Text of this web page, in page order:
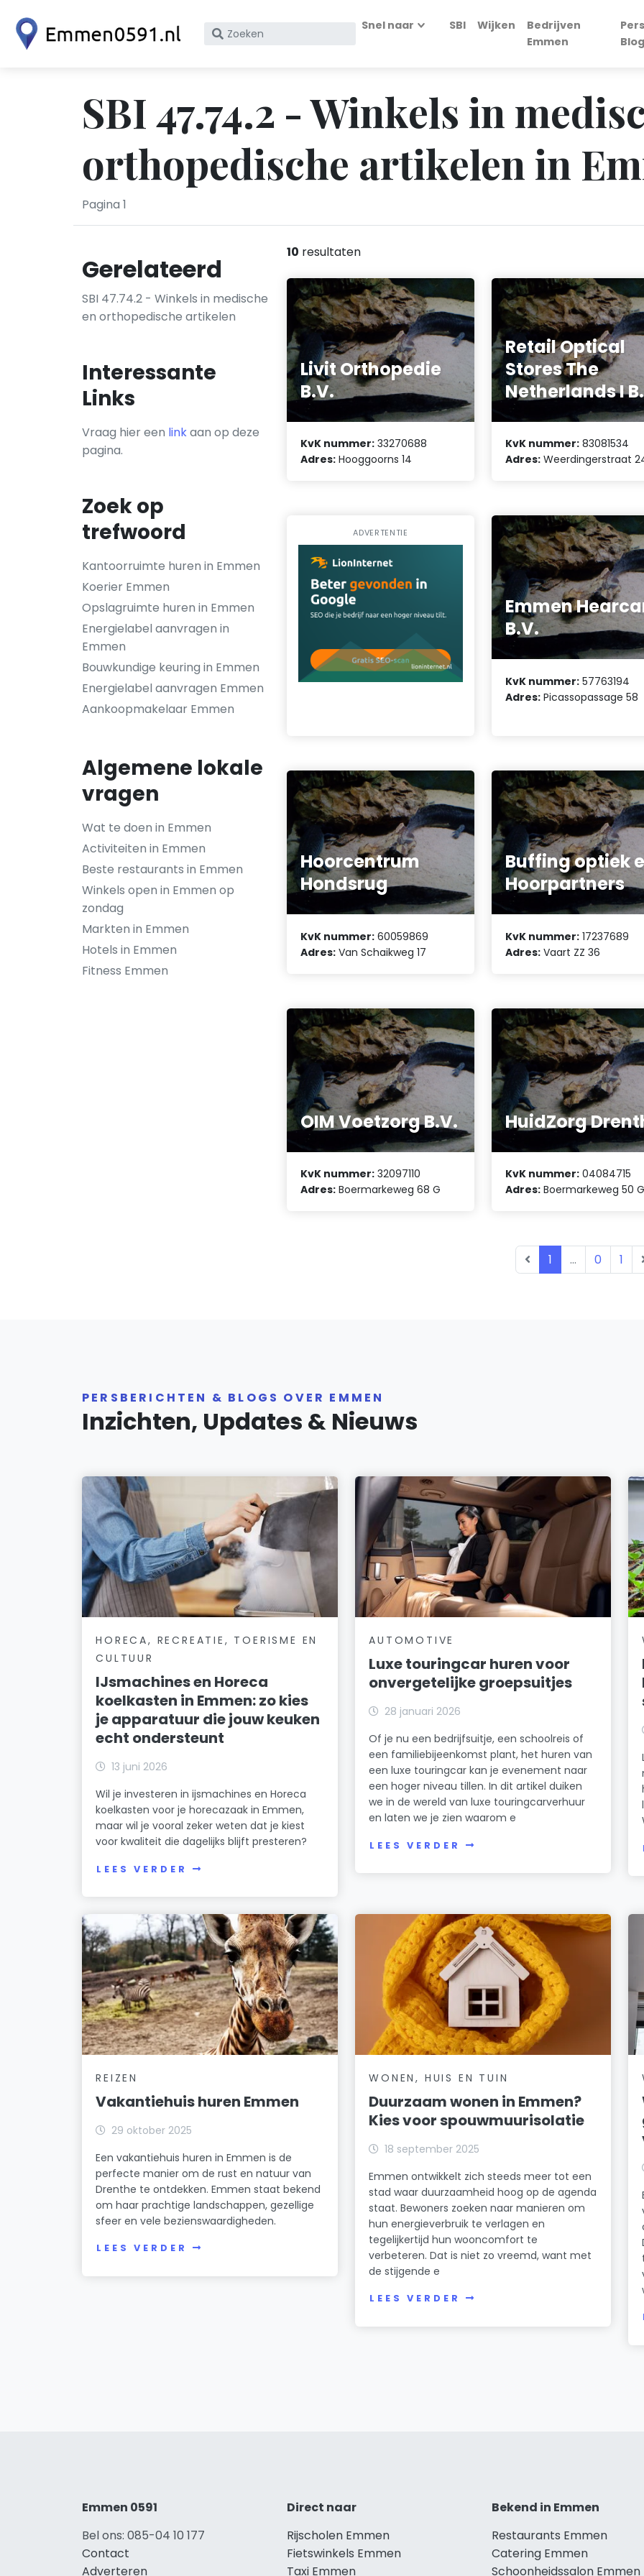
Zoek
KvK
nummer
Snel naar SBI Wijken
Bedrijven
Emmen
SBI 47.74.2 - Winkels in
orthopedische artikelen in
Pagina 1
Gerelateerd
SBI 47.74.2 - Winkels in medische
en orthopedische artikelen
Interessante
Links
Vraag hier een linkaan op deze
pagina.
Zoek op
trefwoord
Kantoorruimte huren in Emmen
Koerier Emmen
Opslagruimte huren in Emmen
Energielabel aanvragen in
Emmen
Bouwkundige keuring in Emmen
Energielabel aanvragen Emmen
Aankoopmakelaar Emmen
Algemene lokale
vragen
Wat te doen in Emmen
Activiteiten in Emmen
Beste restaurants in Emmen
Winkels open in Emmen op
zondag
Markten in Emmen
Hotels in Emmen
Fitness Emmen
10 resultaten
Livit Orthopedie
B.V.
KvK nummer: 33270688
Adres: Hooggoorns 14
Retail Optical
Stores The
Netherlands I
KvK nummer: 83081534
Adres: Weerdingerstraat
ADVERTENTIE
Emmen
B.V.
KvK nummer: 57763194
Adres: Picassopassage 58
Hoorcentrum
Hondsrug
KvK nummer: 60059869
Adres: Van Schaikweg 17
Buffing optiek
Hoorpartners
KvK nummer: 17237689
Adres: Vaart ZZ 36
OIM Voetzorg B.V.
KvK nummer: 32097110
Adres: Boermarkeweg 68 G
HuidZorg
KvK nummer: 04084715
Adres: Boermarkeweg 50
1 ... 0 1
PERSBERICHTEN & BLOGS OVER EMMEN
Inzichten, Updates & Nieuws
HORECA, RECREATIE, TOERISME EN
CULTUUR
IJsmachines en Horeca
koelkasten in Emmen: zo kies
je apparatuur die jouw keuken
echt ondersteunt
13 juni 2026
Wil je investeren in ijsmachines en Horeca
koelkasten voor je horecazaak in Emmen,
maar wil je vooral zeker weten dat je kiest
voor kwaliteit die dagelijks blijft presteren?
LEES VERDER
AUTOMOTIVE
Luxe touringcar huren voor
onvergetelijke groepsuitjes
28 januari 2026
Of je nu een bedrijfsuitje, een schoolreis of
een familiebijeenkomst plant, het huren van
een luxe touringcar kan je evenement naar
een hoger niveau tillen. In dit artikel duiken
we in de wereld van luxe touringcarverhuur
en laten we je zien waarom e
LEES VERDER
REIZEN
Vakantiehuis huren Emmen
29 oktober 2025
Een vakantiehuis huren in Emmen is de
perfecte manier om de rust en natuur van
Drenthe te ontdekken. Emmen staat bekend
om haar prachtige landschappen, gezellige
sfeer en vele bezienswaardigheden.
LEES VERDER
WONEN, HUIS EN TUIN
Duurzaam wonen in Emmen?
Kies voor spouwmuurisolatie
18 september 2025
Emmen ontwikkelt zich steeds meer tot een
stad waar duurzaamheid hoog op de agenda
staat. Bewoners zoeken naar manieren om
hun energieverbruik te verlagen en
tegelijkertijd hun wooncomfort te
verbeteren. Dat is niet zo vreemd, want met
de stijgende e
LEES VERDER
Emmen 0591
Bel ons: 085-04 10 177
Contact
Adverteren
Direct naar
Rijscholen Emmen
Fietswinkels Emmen
Taxi Emmen
Bekend in Emmen
Restaurants Emmen
Catering Emmen
Schoonheidssalon Emmen